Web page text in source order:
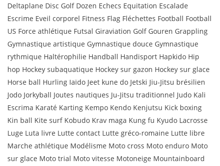
Deltaplane Disc Golf Dozen Echecs Equitation Escalade
Escrime Eveil corporel Fitness Flag Fléchettes Football Football
US Force athlétique Futsal Giraviation Golf Gouren Grappling
Gymnastique artistique Gymnastique douce Gymnastique
rythmique Haltérophilie Handball Handisport Hapkido Hip
hop Hockey subaquatique Hockey sur gazon Hockey sur glace
Horse ball Hurling Iaïdo Jeet kune do Jetski Jiu-Jitsu brésilien
Jodo Jorkyball Joutes nautiques Ju-Jitsu traditionnel Judo Kali
Escrima Karaté Karting Kempo Kendo Kenjutsu Kick boxing
Kin ball Kite surf Kobudo Krav maga Kung fu Kyudo Lacrosse
Luge Luta livre Lutte contact Lutte gréco-romaine Lutte libre
Marche athlétique Modélisme Moto cross Moto enduro Moto
sur glace Moto trial Moto vitesse Motoneige Mountainboard